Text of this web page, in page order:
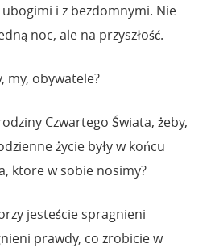
ubogimi i z bezdomnymi. Nie
noc, ale na przyszłość.
my, obywatele?
Czwartego Świata, żeby,
życie były w końcu
ktore w sobie nosimy?
jesteście spragnieni
prawdy, co zrobicie w